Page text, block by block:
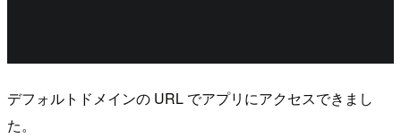
デフォルトドメインの URL でアプリにアクセスできまし
た。